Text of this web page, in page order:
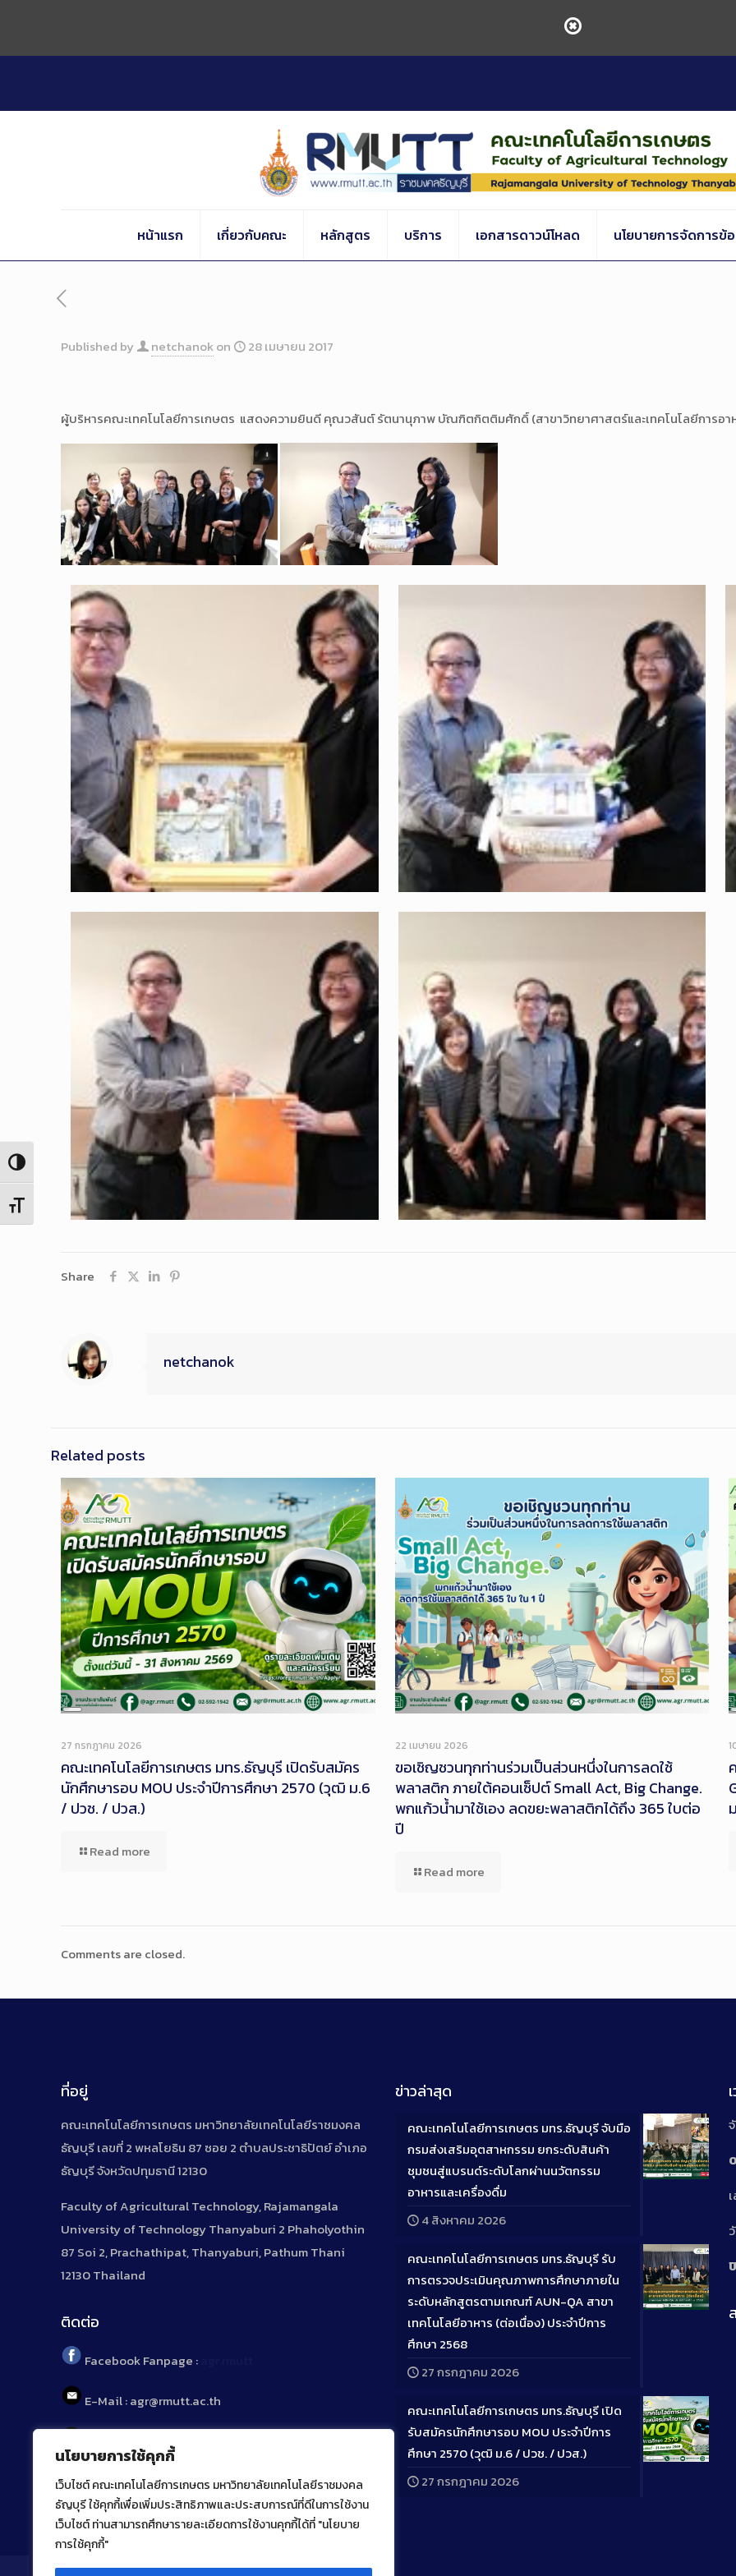
นโยบายการใช้คุกกี้
เว็บไซต์ คณะเทคโนโลยีการเกษตร มหาวิทยาลัยเทคโนโลยีราชมงคล
ธัญบุรี ใช้คุกกี้เพื่อเพิ่มประสิทธิภาพและประสบการณ์ที่ดีในการใช้งาน
เว็บไซต์ ท่านสามารถศึกษารายละเอียดการใช้งานคุกกี้ได้ที่ "นโยบาย
การใช้คุกกี้"
Content
Toggle High Contrast
Toggle Font size
หน้าแรก เกี่ยวกับคณะ หลักสูตร บริการ เอกสารดาวน์โหลด นโยบายการจัดการข้
Published by netchanokon 28 เมษายน 2017
ผู้บริหารคณะเทคโนโลยีการเกษตร แสดงความยินดี คุณวสันต์ รัตนานุภาพ บัณฑิตกิตติมศักดิ์ (สาขาวิทยาศาสตร์และเทคโนโลยีการอา
Share
netchanok
Related posts
Long
27 กรกฎาคม 2026
คณะเทคโนโลยีการเกษตร มทร.ธัญบุรี เปิดรับสมัคร
นักศึกษารอบ MOU ประจำปีการศึกษา 2570 (วุฒิ ม.6
/ ปวช. / ปวส.)
Read more
22 เมษายน 2026
ขอเชิญชวนทุกท่านร่วมเป็นส่วนหนึ่งในการลดใช้
พลาสติก ภายใต้คอนเซ็ปต์ Small Act, Big Change.
พกแก้วน้ำมาใช้เอง ลดขยะพลาสติกได้ถึง 365 ใบต่อ
ปี
Read more
Comments are closed.
ที่อยู่
คณะเทคโนโลยีการเกษตร มหาวิทยาลัยเทคโนโลยีราชมงคล
ธัญบุรี เลขที่ 2 พหลโยธิน 87 ซอย 2 ตำบลประชาธิปัตย์ อำเภอ
ธัญบุรี จังหวัดปทุมธานี 12130
Faculty of Agricultural Technology, Rajamangala
University of Technology Thanyaburi 2 Phaholyothin
87 Soi 2, Prachathipat, Thanyaburi, Pathum Thani
12130 Thailand
ติดต่อ
Facebook Fanpage :
E-Mail : agr@rmutt.ac.th
Tel : 02 592 1955
ข่าวล่าสุด
Long
คณะเทคโนโลยีการเกษตร มทร.ธัญบุรี จับมือ
กรมส่งเสริมอุตสาหกรรม ยกระดับสินค้า
ชุมชนสู่แบรนด์ระดับโลกผ่านนวัตกรรม
อาหารและเครื่องดื่ม
4 สิงหาคม 2026
Long
คณะเทคโนโลยีการเกษตร มทร.ธัญบุรี รับ
การตรวจประเมินคุณภาพการศึกษาภายใน
ระดับหลักสูตรตามเกณฑ์ AUN-QA สาขา
เทคโนโลยีอาหาร (ต่อเนื่อง) ประจำปีการ
ศึกษา 2568
27 กรกฎาคม 2026
Long
คณะเทคโนโลยีการเกษตร มทร.ธัญบุรี เปิด
รับสมัครนักศึกษารอบ MOU ประจำปีการ
ศึกษา 2570 (วุฒิ ม.6 / ปวช. / ปวส.)
27 กรกฎาคม 2026